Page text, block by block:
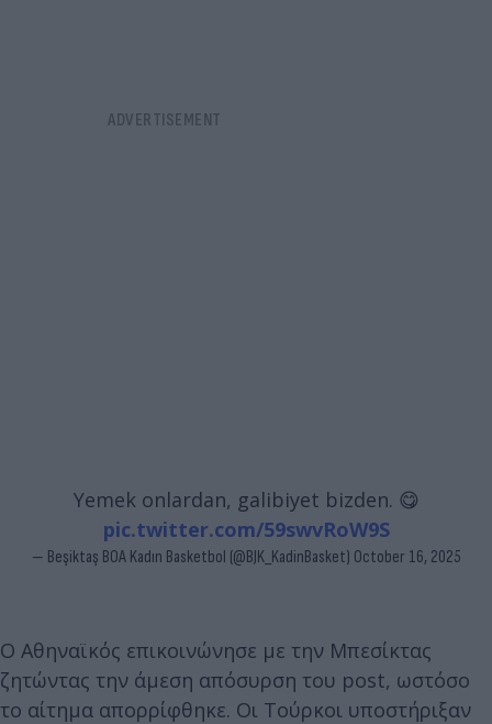
Yemek onlardan, galibiyet bizden. 😋
pic.twitter.com/59swvRoW9S
— Beşiktaş BOA Kadın Basketbol (@BJK_KadinBasket) October 16, 2025
Ο Αθηναϊκός επικοινώνησε με την Μπεσίκτας
ζητώντας την άμεση απόσυρση του post, ωστόσο
το αίτημα απορρίφθηκε. Οι Τούρκοι υποστήριξαν